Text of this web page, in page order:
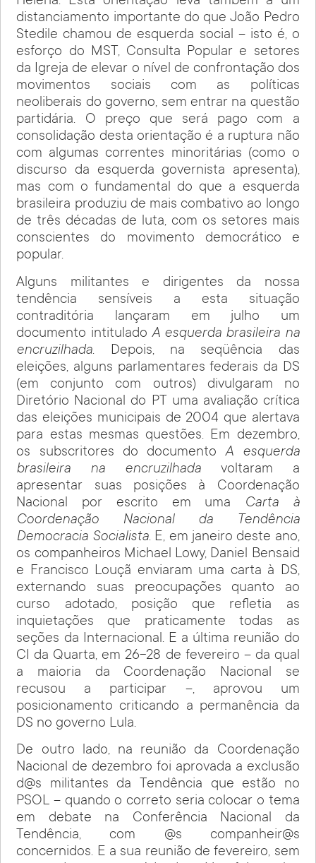
distanciamento importante do que João Pedro
Stedile chamou de esquerda social – isto é, o
esforço do MST, Consulta Popular e setores
da Igreja de elevar o nível de confrontação dos
movimentos sociais com as políticas
neoliberais do governo, sem entrar na questão
partidária. O preço que será pago com a
consolidação desta orientação é a ruptura não
com algumas correntes minoritárias (como o
discurso da esquerda governista apresenta),
mas com o fundamental do que a esquerda
brasileira produziu de mais combativo ao longo
de três décadas de luta, com os setores mais
conscientes do movimento democrático e
popular.
Alguns militantes e dirigentes da nossa
tendência sensíveis a esta situação
contraditória lançaram em julho um
documento intitulado A esquerda brasileira na
encruzilhada. Depois, na seqüência das
eleições, alguns parlamentares federais da DS
(em conjunto com outros) divulgaram no
Diretório Nacional do PT uma avaliação crítica
das eleições municipais de 2004 que alertava
para estas mesmas questões. Em dezembro,
os subscritores do documentoA esquerda
brasileira na encruzilhada voltaram a
apresentar suas posições à Coordenação
Nacional por escrito em uma Cartaà
Coordenação Nacional da Tendência
Democracia Socialista. E, em janeiro deste ano,
os companheiros Michael Lowy, Daniel Bensaid
e Francisco Louçã enviaram uma carta à DS,
externando suas preocupações quanto ao
curso adotado, posição que refletia as
inquietações que praticamente todas as
seções da Internacional. E a última reunião do
CI da Quarta, em 26-28 de fevereiro – da qual
a maioria da Coordenação Nacional se
recusou a participar –, aprovou um
posicionamento criticando a permanência da
DS no governo Lula.
De outro lado, na reunião da Coordenação
Nacional de dezembro foi aprovada a exclusão
d@s militantes da Tendência que estão no
PSOL – quando o correto seria colocar o tema
em debate na Conferência Nacional da
Tendência, com @s companheir@s
concernidos. E a sua reunião de fevereiro, sem